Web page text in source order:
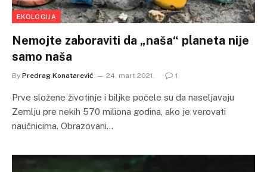
EKOLOGIJA
Nemojte zaboraviti da „naša“ planeta nije
samo naša
By Predrag Konatarević 24. mart 2021. 1
Prve složene životinje i biljke počele su da naseljavaju
Zemlju pre nekih 570 miliona godina, ako je verovati
naučnicima. Obrazovani…